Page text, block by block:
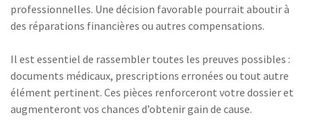
professionnelles. Une décision favorable pourrait aboutir à
des réparations financières ou autres compensations.
Il est essentiel de rassembler toutes les preuves possibles :
documents médicaux, prescriptions erronées ou tout autre
élément pertinent. Ces pièces renforceront votre dossier et
augmenteront vos chances d’obtenir gain de cause.